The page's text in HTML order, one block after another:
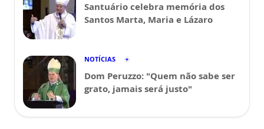
Santuário celebra memória dos
Santos Marta, Maria e Lázaro
NOTÍCIAS
Dom Peruzzo: "Quem não sabe ser
grato, jamais será justo"